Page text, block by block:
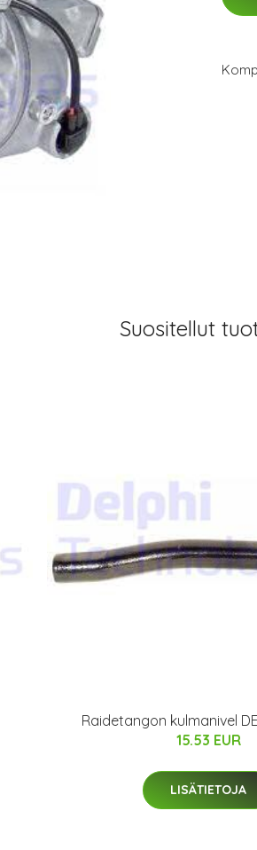
Suositellut
Raidetangon kulmanivel
15.53 EUR
LISÄTIETOJA